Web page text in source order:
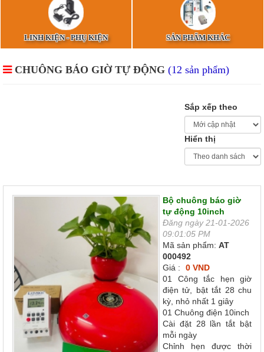
LINH KIỆN - PHỤ KIỆN SẢN PHẨM KHÁC
CHUÔNG BÁO GIỜ TỰ ĐỘNG (12 sản phẩm)
Sắp xếp theo
Hiển thị
Bộ chuông báo giờ
tự động 10inch
Đăng ngày 21-01-2026
09:01:05 PM
Mã sản phẩm: AT
000492
Giá :
0 VND
01 Công tắc hẹn giờ
điện tử, bật tắt 28 chu
kỳ, nhỏ nhất 1 giây
01 Chuông điện 10inch
Cài đặt 28 lần tắt bật
mỗi ngày
Chỉnh hẹn được thời